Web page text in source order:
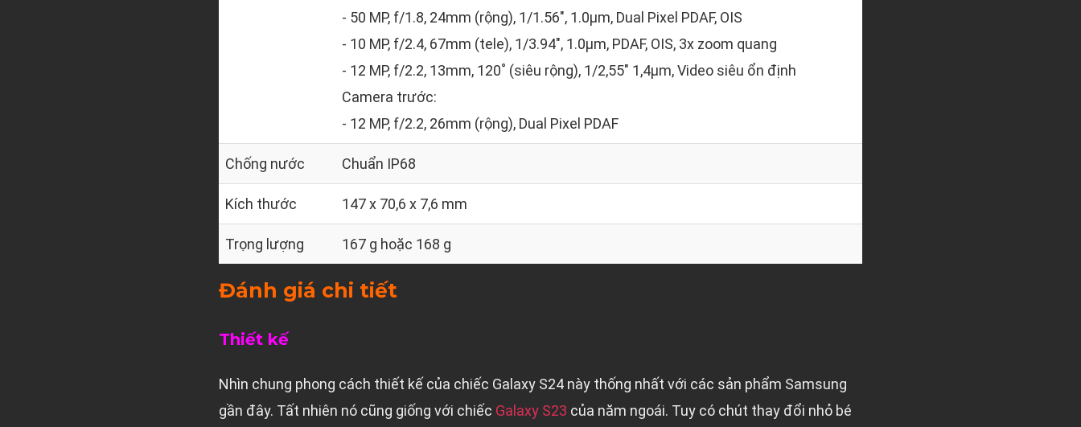
- 50 MP, f/1.8, 24mm (rộng), 1/1.56", 1.0µm, Dual Pixel PDAF, OIS
- 10 MP, f/2.4, 67mm (tele), 1/3.94", 1.0µm, PDAF, OIS, 3x zoom quang
- 12 MP, f/2.2, 13mm, 120˚ (siêu rộng), 1/2,55" 1,4µm, Video siêu ổn định
Camera trước:
- 12 MP, f/2.2, 26mm (rộng), Dual Pixel PDAF
Chống nước Chuẩn IP68
Kích thước 147 x 70,6 x 7,6 mm
Trọng lượng 167 g hoặc 168 g
Đánh giá chi tiết
Thiết kế
Nhìn chung phong cách thiết kế của chiếc Galaxy S24 này thống nhất với các sản phẩm Samsung
gần đây. Tất nhiên nó cũng giống với chiếc Galaxy S23 của năm ngoái. Tuy có chút thay đổi nhỏ bé